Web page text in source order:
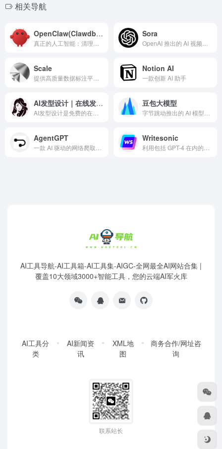
相关导航
OpenClaw(Clawdbot) 龙虾 Sora
Scale Notion AI
一款创新 AI 助手
AI发型设计｜在线发型/发色试戴 豆包大模型
AgentGPT Writesonic
AI工具导航-AI工具箱-AI工具集-AIGC-全网最全AI网站合集 |
覆盖10大领域3000+智能工具，您的云端AI军火库
AI工具分
类
AI新闻资
讯
XML地
图
商务合作/网址咨
询
联系站长